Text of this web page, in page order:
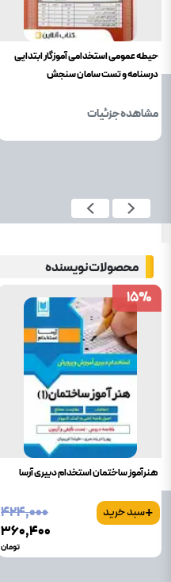
حیطه عمومی استخدامی آموزگار ابتدایی
درسنامه و تست سامان سنجش
مشاهده جزئیات
محصولات نویسنده
هنرآموز ساختمان استخدام دبیری آرسا
+سبد خرید
۴۲۴٬۰۰۰
۳۶۰٬۴۰۰
تومان
15%
15%